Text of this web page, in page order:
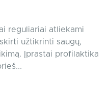
reguliariai atliekami
užtikrinti saugų,
Įprastai profilaktika